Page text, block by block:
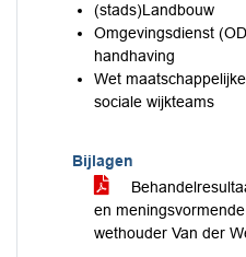
(stads)Landbouw
Omgevingsdienst
handhaving
Wet
sociale wijkteams
Bijlagen
en
wethouder Van der